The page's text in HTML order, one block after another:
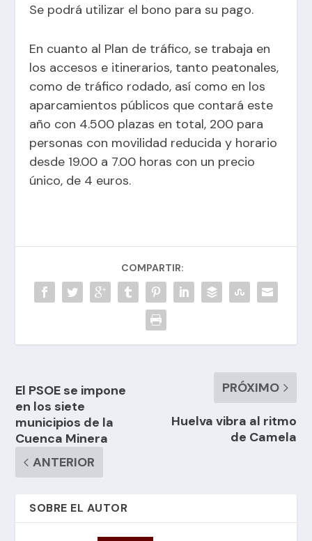
Se podrá utilizar el bono para su pago.
En cuanto al Plan de tráfico, se trabaja en
los accesos e itinerarios, tanto peatonales,
como de tráfico rodado, así como en los
aparcamientos públicos que contará este
año con 4.500 plazas en total, 200 para
personas con movilidad reducida y horario
desde 19.00 a 7.00 horas con un precio
único, de 4 euros.
COMPARTIR:
El PSOE se impone
en los siete
municipios de la
Cuenca Minera
ANTERIOR
PRÓXIMO
Huelva vibra al ritmo
de Camela
SOBRE EL AUTOR